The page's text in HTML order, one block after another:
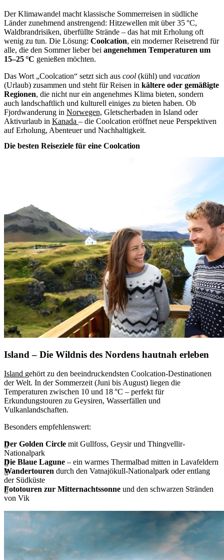
Der Klimawandel macht klassische Sommerreisen in südliche
Länder zunehmend anstrengend: Hitzewellen mit über 35 °C,
Waldbrandrisiken, überfüllte Strände – das hat mit Erholung oft
wenig zu tun. Die Lösung: Coolcation, ein moderner Reisetrend für
alle, die den Sommer lieber bei angenehmen Temperaturen um
15–25 °C genießen möchten.
Das Wort „Coolcation“ setzt sich aus cool (kühl) und vacation
(Urlaub) zusammen und steht für Reisen in kältere oder gemäßigte
Regionen, die nicht nur ein angenehmes Klima bieten, sondern
auch landschaftlich und kulturell einiges zu bieten haben. Ob
Fjordwanderung in Norwegen, Gletscherbaden in Island oder
Aktivurlaub in Kanada – die Coolcation eröffnet neue Perspektiven
auf Erholung, Abenteuer und Nachhaltigkeit.
Die besten Reiseziele für eine Coolcation
Island – Die Wildnis des Nordens hautnah erleben
Island gehört zu den beeindruckendsten Coolcation-Destinationen
der Welt. In der Sommerzeit (Juni bis August) liegen die
Temperaturen zwischen 10 und 18 °C – perfekt für
Erkundungstouren zu Geysiren, Wasserfällen und
Vulkanlandschaften.
Besonders empfehlenswert:
Der Golden Circle mit Gullfoss, Geysir und Thingvellir-
Nationalpark
Die Blaue Lagune – ein warmes Thermalbad mitten in Lavafeldern
Wandertouren durch den Vatnajökull-Nationalpark oder entlang
der Südküste
Fototouren zur Mitternachtssonne und den schwarzen Stränden
von Vik